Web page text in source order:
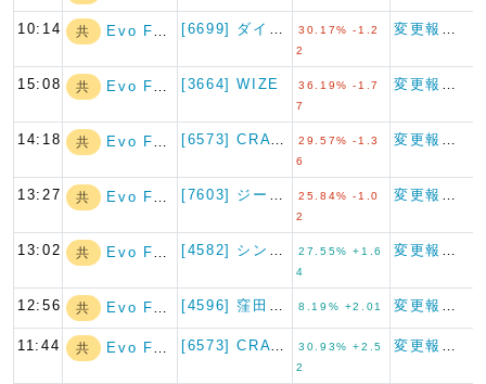
10:14 共 Evo Fund
30.17% -1.2
2
15:08 共 Evo Fund [3664] WIZE
36.19% -1.7
7
14:18 共 Evo Fund
29.57% -1.3
6
13:27 共 Evo Fund
25.84% -1.0
2
13:02 共 Evo Fund
27.55% +1.6
4
12:56 共 Evo Fund 8.19% +2.01
11:44 共 Evo Fund
30.93% +2.5
2